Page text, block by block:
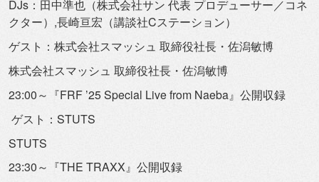
DJs：田中準也（株式会社サン 代表 プロデューサー／コネ
クター）,長崎亘宏（講談社Cステーション）
ゲスト：株式会社スマッシュ 取締役社長・佐潟敏博
株式会社スマッシュ 取締役社長・佐潟敏博
23:00～『FRF ’25 Special Live from Naeba』公開収録
ゲスト：STUTS
STUTS
23:30～『THE TRAXX』公開収録